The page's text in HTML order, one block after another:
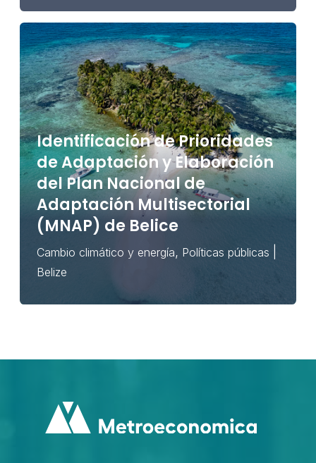
Identificación de Prioridades
de Adaptación y Elaboración
del Plan Nacional de
Adaptación Multisectorial
(MNAP) de Belice
Cambio climático y energía, Políticas públicas
Belize